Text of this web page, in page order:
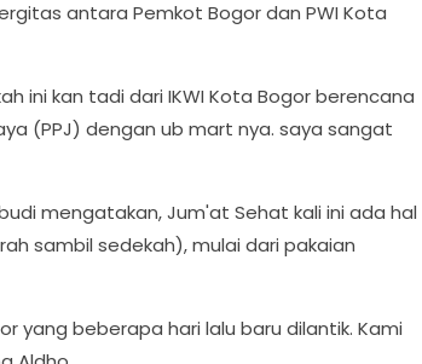
antara Pemkot Bogor dan PWI Kota
ini kan tadi dari IKWI Kota Bogor berencana
(PPJ) dengan ub mart nya. saya sangat
mengatakan, Jum'at Sehat kali ini ada hal
sambil sedekah), mulai dari pakaian
yang beberapa hari lalu baru dilantik. Kami